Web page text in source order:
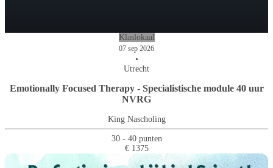
Klaslokaal
07 sep 2026
•
Utrecht
Emotionally Focused Therapy - Specialistische module 40 uur
NVRG
King Nascholing
30 - 40 punten
€ 1375